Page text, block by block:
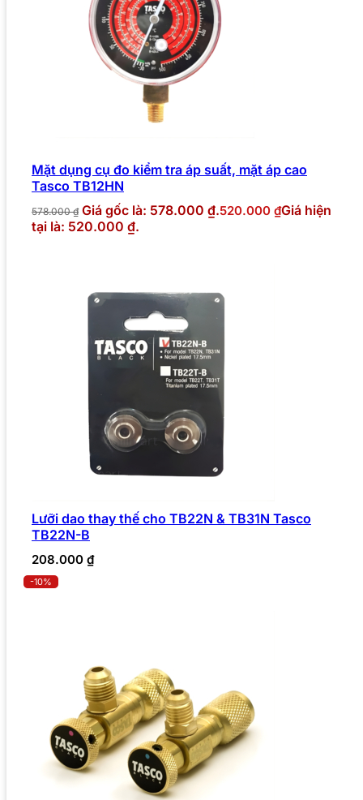
Mặt dụng cụ đo kiểm tra áp suất, mặt áp cao
Tasco TB12HN
578.000₫ Giá gốc là: 578.000 ₫.520.000 ₫Giá hiện
tại là: 520.000 ₫.
Lưỡi dao thay thế cho TB22N & TB31N Tasco
TB22N-B
208.000 ₫
-10%